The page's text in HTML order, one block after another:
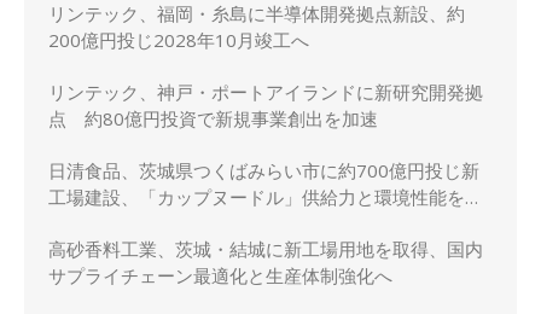
リンテック、福岡・糸島に半導体開発拠点新設、約
200億円投じ2028年10月竣工へ
リンテック、神戸・ポートアイランドに新研究開発拠
点 約80億円投資で新規事業創出を加速
日清食品、茨城県つくばみらい市に約700億円投じ新
工場建設、「カップヌードル」供給力と環境性能を強
高砂香料工業、茨城・結城に新工場用地を取得、国内
サプライチェーン最適化と生産体制強化へ